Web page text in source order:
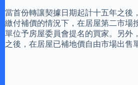
當首份轉讓契據日期起計十五年之後
繳付補價的情況下，在居屋第二市場
單位予房屋委員會提名的買家。另外
之後，在居屋已補地價自由市場出售